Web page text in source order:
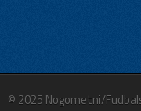
© 2025 Nogometni/